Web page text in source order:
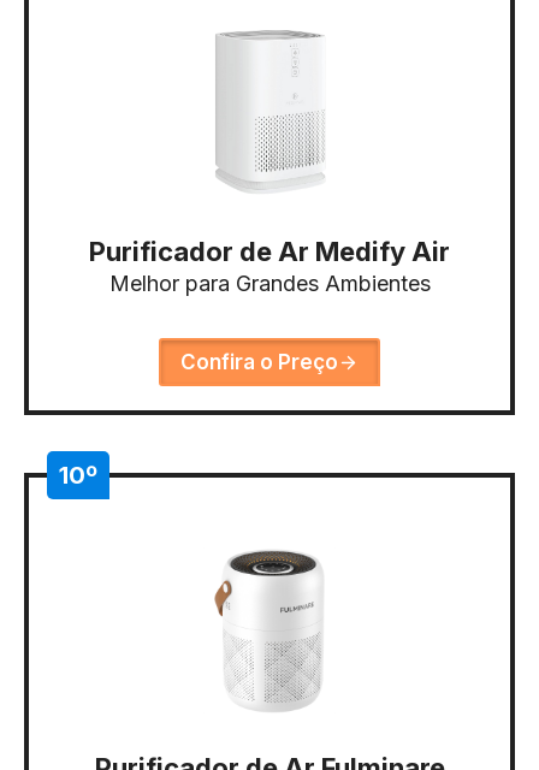
Purificador de Ar Medify Air
Melhor para Grandes Ambientes
Confira o Preço
10º